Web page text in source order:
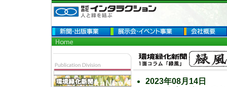
2023年08月14日